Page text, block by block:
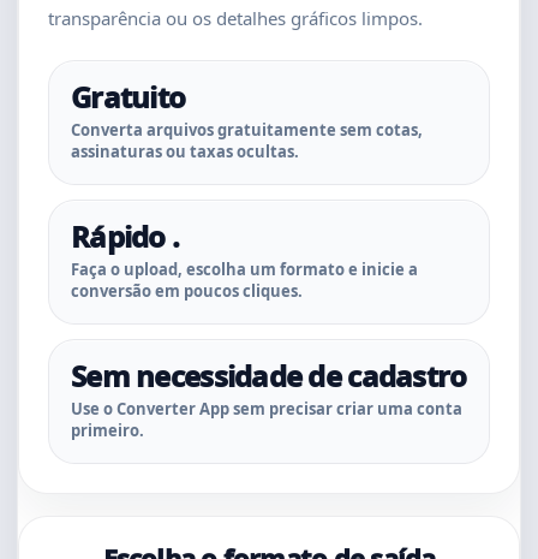
transparência ou os detalhes gráficos limpos.
Gratuito
Converta arquivos gratuitamente sem cotas,
assinaturas ou taxas ocultas.
Rápido .
Faça o upload, escolha um formato e inicie a
conversão em poucos cliques.
Sem necessidade de cadastro
Use o Converter App sem precisar criar uma conta
primeiro.